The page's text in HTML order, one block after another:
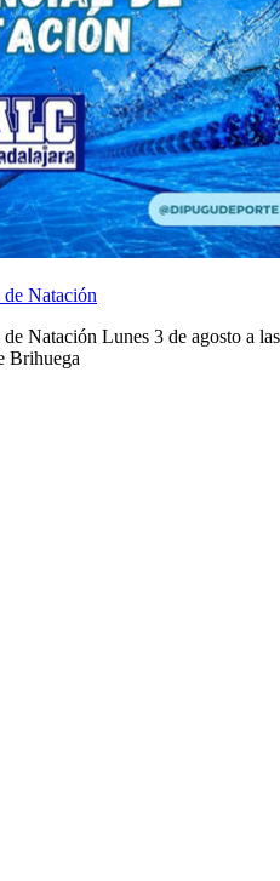
Natación
Natación Lunes 3 de agosto a las
Brihuega